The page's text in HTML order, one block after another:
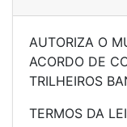
AUTORIZA O
ACORDO DE
TRILHEIROS
TERMOS DA